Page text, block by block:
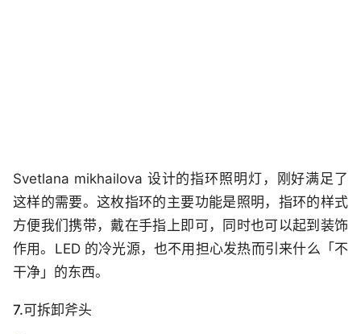
Svetlana mikhailova 设计的指环照明灯，刚好满足了
这样的需要。这枚指环的主要功能是照明，指环的样式
方便我们携带，戴在手指上即可，同时也可以起到装饰
作用。LED 的冷光源，也不用担心发热而引来什么「不
干净」的东西。
7.可拆卸斧头